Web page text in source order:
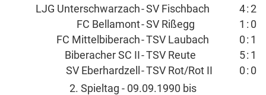
LJG Unterschwarzach-SV Fischbach 4: 2
FC Bellamont-SV Rißegg 1 : 0
FC Mittelbiberach-TSV Laubach 0 : 1
Biberacher SC II -TSV Reute 5: 1
SV Eberhardzell -TSV Rot/Rot II 0 : 0
2. Spieltag - 09.09.1990 bis